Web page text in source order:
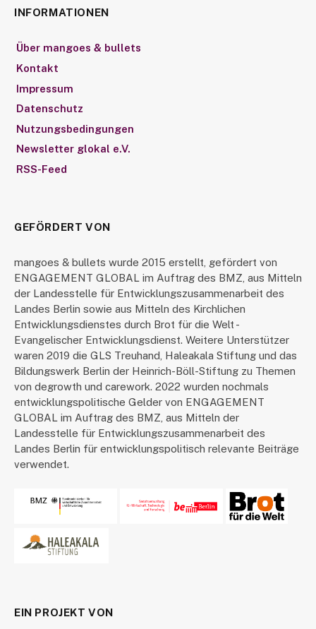
INFORMATIONEN
Über mangoes & bullets
Kontakt
Impressum
Datenschutz
Nutzungsbedingungen
Newsletter glokal e.V.
RSS-Feed
GEFÖRDERT VON
mangoes & bullets wurde 2015 erstellt, gefördert von
ENGAGEMENT GLOBAL im Auftrag des BMZ, aus Mitteln
der Landesstelle für Entwicklungszusammenarbeit des
Landes Berlin sowie aus Mitteln des Kirchlichen
Entwicklungsdienstes durch Brot für die Welt -
Evangelischer Entwicklungsdienst. Weitere Unterstützer
waren 2019 die GLS Treuhand, Haleakala Stiftung und das
Bildungswerk Berlin der Heinrich-Böll-Stiftung zu Themen
von degrowth und carework. 2022 wurden nochmals
entwicklungspolitische Gelder von ENGAGEMENT
GLOBAL im Auftrag des BMZ, aus Mitteln der
Landesstelle für Entwicklungszusammenarbeit des
Landes Berlin für entwicklungspolitisch relevante Beiträge
verwendet.
EIN PROJEKT VON